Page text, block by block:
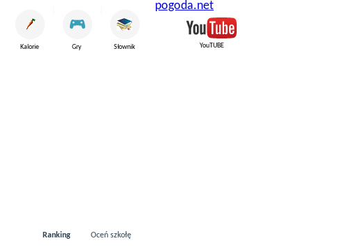
Kalorie Gry Słownik
Ranking Oceń szkołę
pogoda.net
YouTUBE